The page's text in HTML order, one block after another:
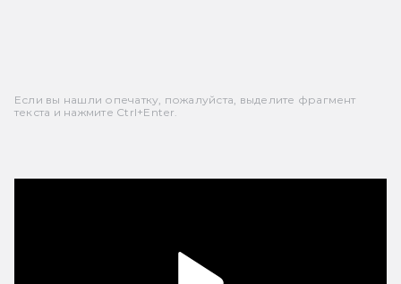
Если вы нашли опечатку, пожалуйста, выделите фрагмент
текста и нажмите Ctrl+Enter.